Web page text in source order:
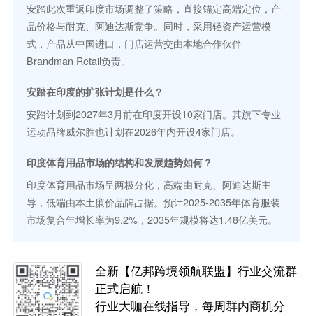
安踏此次重返印度市场调整了策略，直接锚定高端定位，产
品价格与耐克、阿迪达斯竞争。同时，采用轻资产运营模
式，产品从中国进口，门店运营交由本地合作伙伴
Brandman Retail负责。
安踏在印度的扩张计划是什么？
安踏计划到2027年3月前在印度开设10家门店。其旗下专业
运动品牌威尔胜也计划在2026年内开设4家门店。
印度体育用品市场的结构和发展趋势如何？
印度体育用品市场呈两极分化，高端由耐克、阿迪达斯主
导，低端由本土廉价品牌占据。预计2025-2035年体育服装
市场复合年增长率为9.2%，2035年规模将达1.48亿美元。
全新【亿邦跨境领航联盟】行业交流群
正式启航！
行业大咖在线指导，每周群内商机分